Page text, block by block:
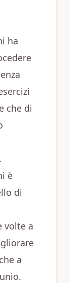
ha
che di
è
di
volte a
a